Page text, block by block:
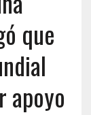
que
apoyo